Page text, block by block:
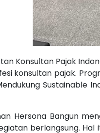
Konsultan Pajak
konsultan pajak.
Sustainable
Hersona Bangun
berlangsung.